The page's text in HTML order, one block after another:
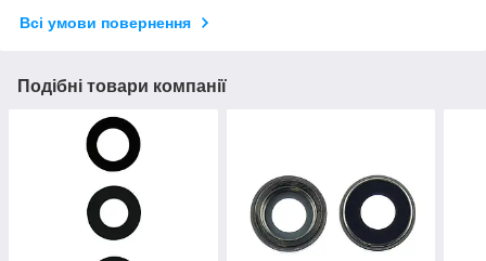
Всі умови повернення
Подібні товари компанії